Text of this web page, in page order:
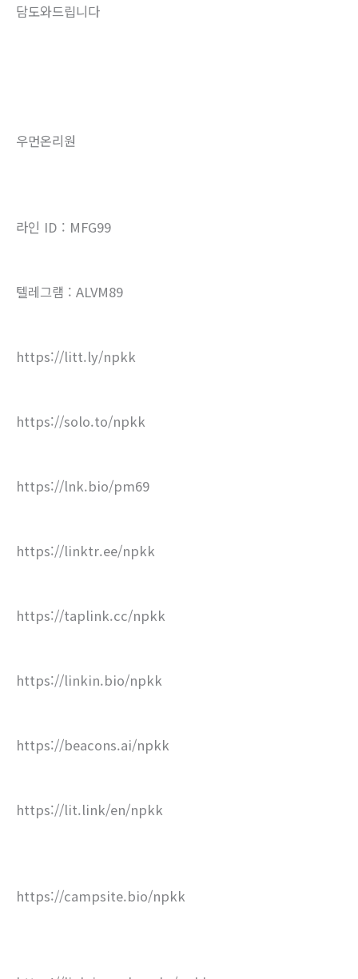
담도와드립니다
우먼온리원
라인 ID : MFG99
텔레그램 : ALVM89
https://litt.ly/npkk
https://solo.to/npkk
https://lnk.bio/pm69
https://linktr.ee/npkk
https://taplink.cc/npkk
https://linkin.bio/npkk
https://beacons.ai/npkk
https://lit.link/en/npkk
https://campsite.bio/npkk